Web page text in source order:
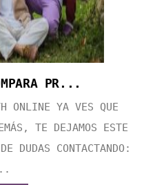
PR...
ONLINE YA VES QUE
TE DEJAMOS ESTE
DUDAS CONTACTANDO: